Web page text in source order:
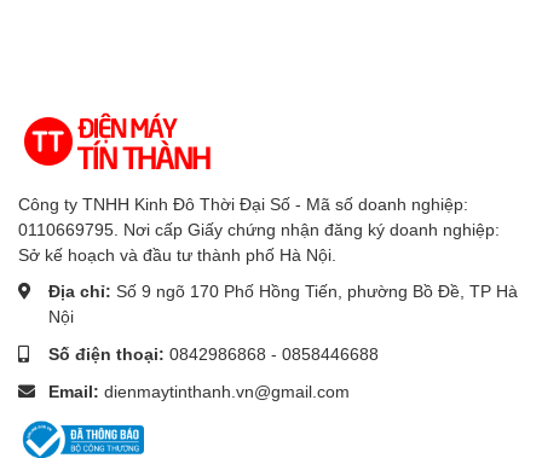
Công ty TNHH Kinh Đô Thời Đại Số - Mã số doanh nghiệp:
0110669795. Nơi cấp Giấy chứng nhận đăng ký doanh nghiệp:
Sở kế hoạch và đầu tư thành phố Hà Nội.
Địa chỉ: Số 9 ngõ 170 Phố Hồng Tiến, phường Bồ Đề, TP Hà
Nội
Số điện thoại: 0842986868 - 0858446688
Email: dienmaytinthanh.vn@gmail.com